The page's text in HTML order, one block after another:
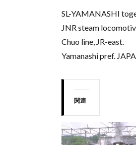
SL-YAMANASHI
JNR steam
Chuo line, JR-east.
Yamanashi pref.
関連